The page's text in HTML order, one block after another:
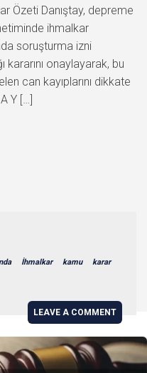
Özeti Danıştay, depreme
ihmalkar
soruşturma izni
kararını onaylayarak, bu
can kayıplarını dikkate
Y […]
İhmalkar kamu karar
LEAVE A COMMENT